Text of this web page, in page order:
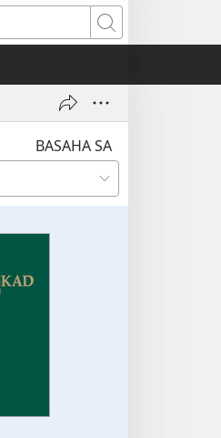
Pangitaa
BASAHA SA